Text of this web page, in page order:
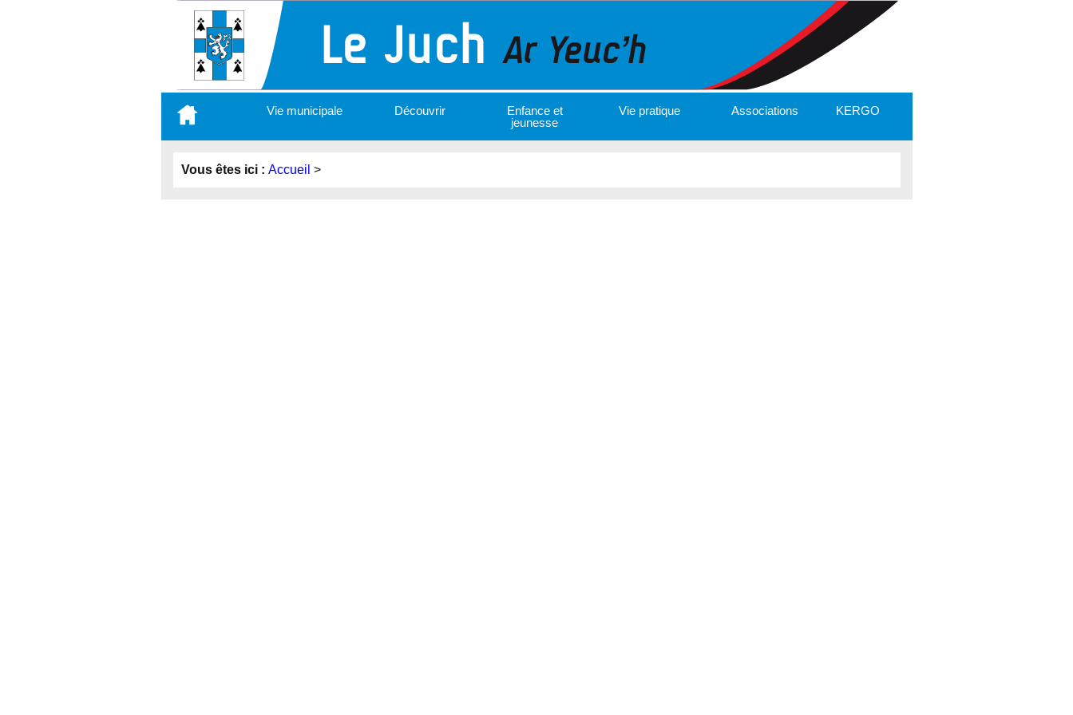
contenu
Vie municipale Découvrir
Enfance et
jeunesse
Vie pratique Associations KERGO
Vous êtes ici : Accueil >